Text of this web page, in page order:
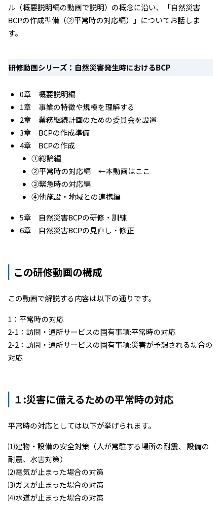
ル（概要説明編の動画で説明）の概念に沿い、「自然災害
BCPの作成準備（②平常時の対応編）」についてお話しま
す。
研修動画シリーズ：自然災害発生時におけるBCP
0章 概要説明編
1章 事業の特徴や規模を理解する
2章 業務継続計画のための委員会を設置
3章 BCPの作成準備
4章 BCPの作成
①総論編
②平常時の対応編 ←本動画はここ
③緊急時の対応編
④他施設・地域との連携編
5章 自然災害BCPの研修・訓練
6章 自然災害BCPの見直し・修正
この研修動画の構成
この動画で解説する内容は以下の通りです。
1：平常時の対応
2-1：訪問・通所サービスの固有事項:平常時の対応
2-2：訪問・通所サービスの固有事項:災害が予想される場合の
対応
１:災害に備えるための平常時の対応
平常時の対応としては以下が挙げられます。
⑴建物・設備の安全対策（人が常駐する場所の耐震、 設備の
耐震、水害対策）
⑵電気が止まった場合の対策
⑶ガスが止まった場合の対策
⑷水道が止まった場合の対策